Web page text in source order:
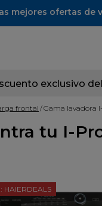
mejores ofertas de
exclusivo del
frontal Gama lavadora
tu I-
HAIERDEALS